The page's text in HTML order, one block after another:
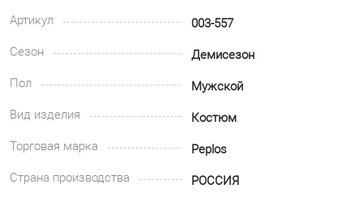
Артикул
003-557
Сезон
Демисезон
Пол
Мужской
Вид изделия
Костюм
Торговая марка
Peplos
Страна производства
РОССИЯ